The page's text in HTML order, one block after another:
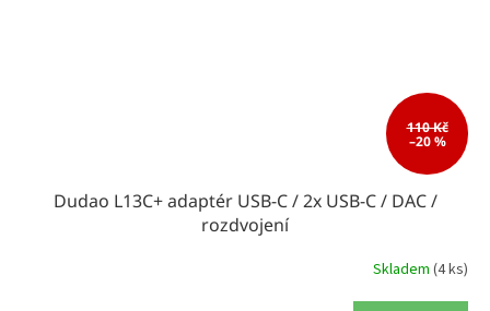
110 Kč
–20 %
Dudao L13C+ adaptér USB-C / 2x USB-C / DAC /
rozdvojení
Skladem (4 ks)